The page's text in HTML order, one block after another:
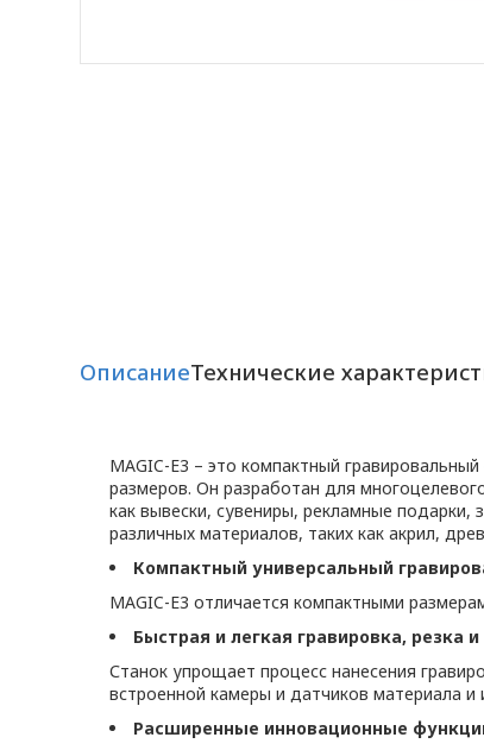
ОписаниеТехнические
MAGIC-E3 – это компактный
размеров. Он разработан для
как вывески, сувениры, рекламные
различных материалов, таких как акрил,
Компактный универсальный
MAGIC-E3 отличается компактными
Быстрая и легкая гравировка, резка
Станок упрощает процесс нанесения
встроенной камеры и датчиков материала и
Расширенные инновационные